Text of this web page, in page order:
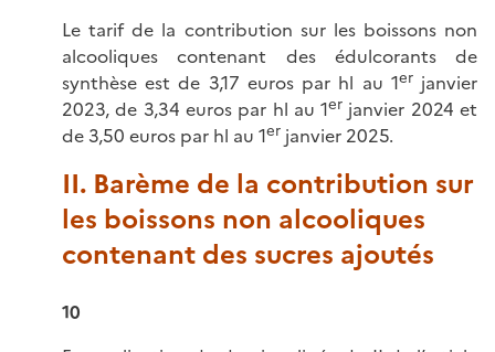
Le tarif de la contribution sur les boissons non
alcooliques contenant des édulcorants de
synthèse est de 3,17 euros par hl au 1erjanvier
2023, de 3,34 euros par hl au 1er janvier 2024 et
de 3,50 euros par hl au 1er janvier 2025.
II. Barème de la contribution sur
les boissons non alcooliques
contenant des sucres ajoutés
10